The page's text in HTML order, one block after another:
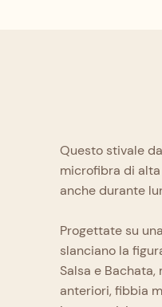
Questo stivale
microfibra di
anche durante
Progettate su
slanciano la
Salsa e
anteriori, fibbia